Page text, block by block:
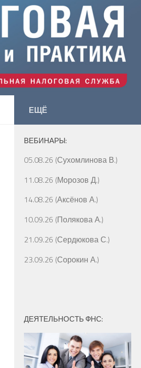
ЕЩЁ
ВЕБИНАРЫ:
05.08.26 (Сухомлинова В.)
11.08.26 (Морозов Д.)
14.08.26 (Аксёнов А.)
10.09.26 (Полякова А.)
21.09.26 (Сердюкова С.)
23.09.26 (Сорокин А.)
ДЕЯТЕЛЬНОСТЬ ФНС: